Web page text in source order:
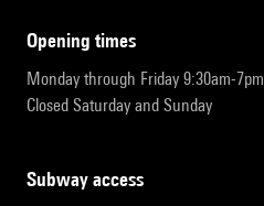
opening times
Monday through Friday 9:30am-7pm
Closed Saturday and Sunday
subway access